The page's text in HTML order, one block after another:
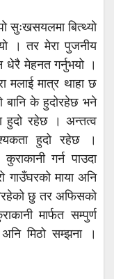
सुःखसयलमा बित्थ्यो
। तर मेरा पुजनीय
धेरै मेहनत गर्नुभयो ।
मलाई मात्र थाहा छ
के हुदोरहेछ भने
रहेछ । अन्तत्व
हुदो रहेछ ।
गर्न पाउदा
माया अनि
छु तर अफिसको
मार्फत सम्पुर्ण
मिठो सम्झना ।